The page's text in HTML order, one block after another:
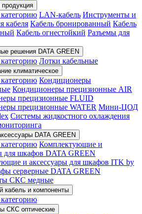
продукция
LAN-кабель Инструменты и
кабеля Кабель бронированный Кабель
Кабель огнестойкий Разъемы для
решения DATA GREEN
Лотки кабельные
климатическое
Кондиционеры
Кондиционеры прецизионные AIR
прецизионные FLUID
прецизионные WATER Мини-ЦОД
Системы жидкостного охлаждения
DATA GREEN
Комплектующие и
для шкафов DATA GREEN
и аксессуары для шкафов ITK by
серверные DATA GREEN
СКС медные
кабель и компоненты
СКС оптические